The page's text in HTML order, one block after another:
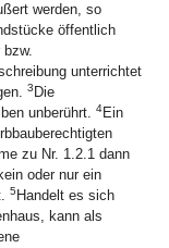
werden, so
öffentlich
bzw.
unterrichtet
3 Die
unberührt. 4Ein
zu Nr. 1.2.1 dann
oder nur ein
5 Handelt es sich
kann als